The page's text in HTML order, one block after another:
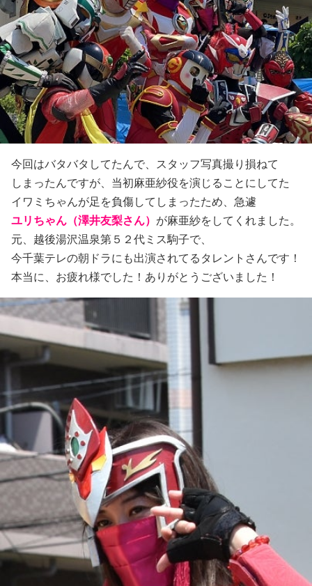
今回はバタバタしてたんで、スタッフ写真撮り損ねて
しまったんですが、当初麻亜紗役を演じることにしてた
イワミちゃんが足を負傷してしまったため、急遽
ユリちゃん（澤井友梨さん） が麻亜紗をしてくれました。
元、越後湯沢温泉第５２代ミス駒子で、
今千葉テレの朝ドラにも出演されてるタレントさんです！
本当に、お疲れ様でした！ありがとうございました！